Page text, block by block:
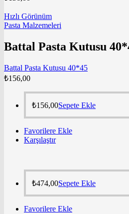
Hızlı Görünüm
Pasta Malzemeleri
Battal Pasta Kutusu
Battal Pasta Kutusu 40*45
₺156,00
₺156,00Sepete Ekle
Favorilere Ekle
Karşılaştır
₺474,00Sepete Ekle
Favorilere Ekle